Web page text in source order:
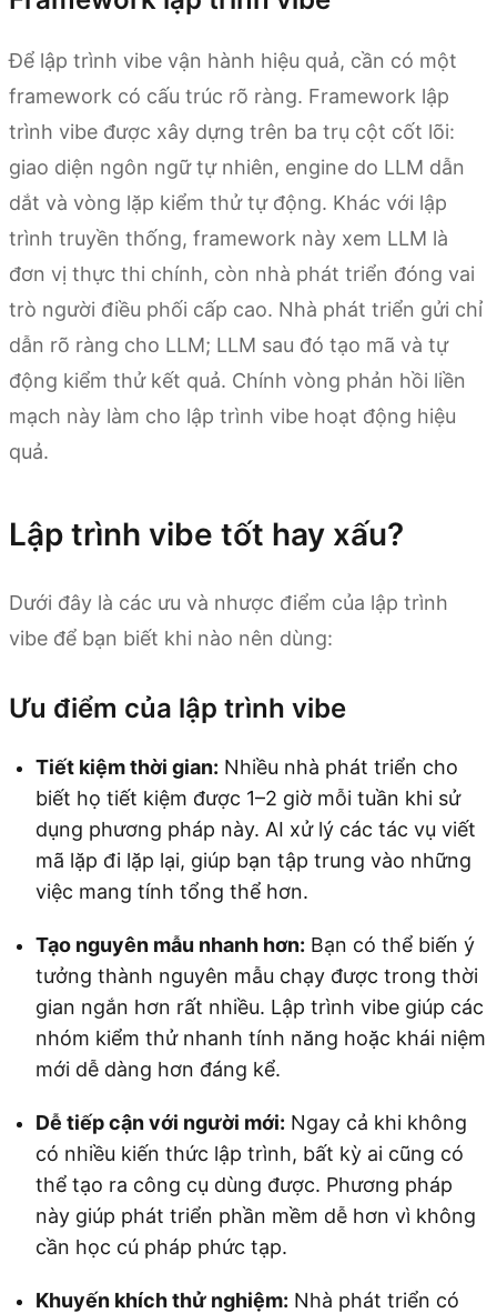
Để lập trình vibe vận hành hiệu quả, cần có một
framework có cấu trúc rõ ràng. Framework lập
trình vibe được xây dựng trên ba trụ cột cốt lõi:
giao diện ngôn ngữ tự nhiên, engine do LLM dẫn
dắt và vòng lặp kiểm thử tự động. Khác với lập
trình truyền thống, framework này xem LLM là
đơn vị thực thi chính, còn nhà phát triển đóng vai
trò người điều phối cấp cao. Nhà phát triển gửi chỉ
dẫn rõ ràng cho LLM; LLM sau đó tạo mã và tự
động kiểm thử kết quả. Chính vòng phản hồi liền
mạch này làm cho lập trình vibe hoạt động hiệu
quả.
Lập trình vibe tốt hay xấu?
Dưới đây là các ưu và nhược điểm của lập trình
vibe để bạn biết khi nào nên dùng:
Ưu điểm của lập trình vibe
Tiết kiệm thời gian: Nhiều nhà phát triển cho
biết họ tiết kiệm được 1–2 giờ mỗi tuần khi sử
dụng phương pháp này. AI xử lý các tác vụ viết
mã lặp đi lặp lại, giúp bạn tập trung vào những
việc mang tính tổng thể hơn.
Tạo nguyên mẫu nhanh hơn: Bạn có thể biến ý
tưởng thành nguyên mẫu chạy được trong thời
gian ngắn hơn rất nhiều. Lập trình vibe giúp các
nhóm kiểm thử nhanh tính năng hoặc khái niệm
mới dễ dàng hơn đáng kể.
Dễ tiếp cận với người mới: Ngay cả khi không
có nhiều kiến thức lập trình, bất kỳ ai cũng có
thể tạo ra công cụ dùng được. Phương pháp
này giúp phát triển phần mềm dễ hơn vì không
cần học cú pháp phức tạp.
Khuyến khích thử nghiệm: Nhà phát triển có